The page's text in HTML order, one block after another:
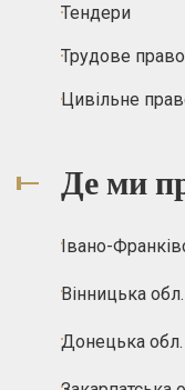
Тендери
Трудове право
Цивільне
Де ми
Івано-
Вінницька обл.
Донецька обл.